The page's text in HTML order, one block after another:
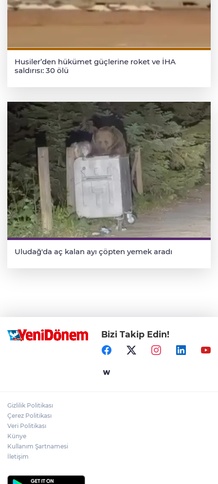
Husiler’den hükümet güçlerine roket ve İHA
saldırısı: 30 ölü
Uludağ'da aç kalan ayı çöpten yemek aradı
Bizi Takip Edin!
Gizlilik Politikası
Çerez Politikası
Veri Politikası
Künye
Kullanım Şartnamesi
İletişim